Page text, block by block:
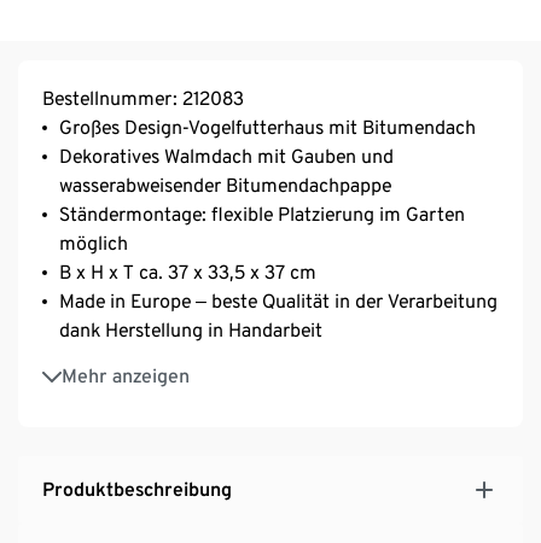
Bestellnummer: 212083
Großes Design-Vogelfutterhaus mit Bitumendach
Dekoratives Walmdach mit Gauben und
wasserabweisender Bitumendachpappe
Ständermontage: flexible Platzierung im Garten
möglich
B x H x T ca. 37 x 33,5 x 37 cm
Made in Europe ‒ beste Qualität in der Verarbeitung
dank Herstellung in Handarbeit
Mehr anzeigen
Gefertigt aus robustem Kiefernholz aus FSC®-
zertifizierten Wäldern und anderen kontrollierten
Produktbeschreibung